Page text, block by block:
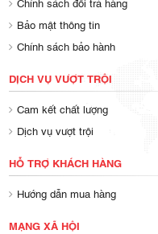
Bảo mật thông tin
Chính sách bảo hành
DỊCH VỤ VƯỢT TRỘI
Cam kết chất lượng
Dịch vụ vượt trội
HỖ TRỢ KHÁCH HÀNG
Hướng dẫn mua hàng
MẠNG XÃ HỘI